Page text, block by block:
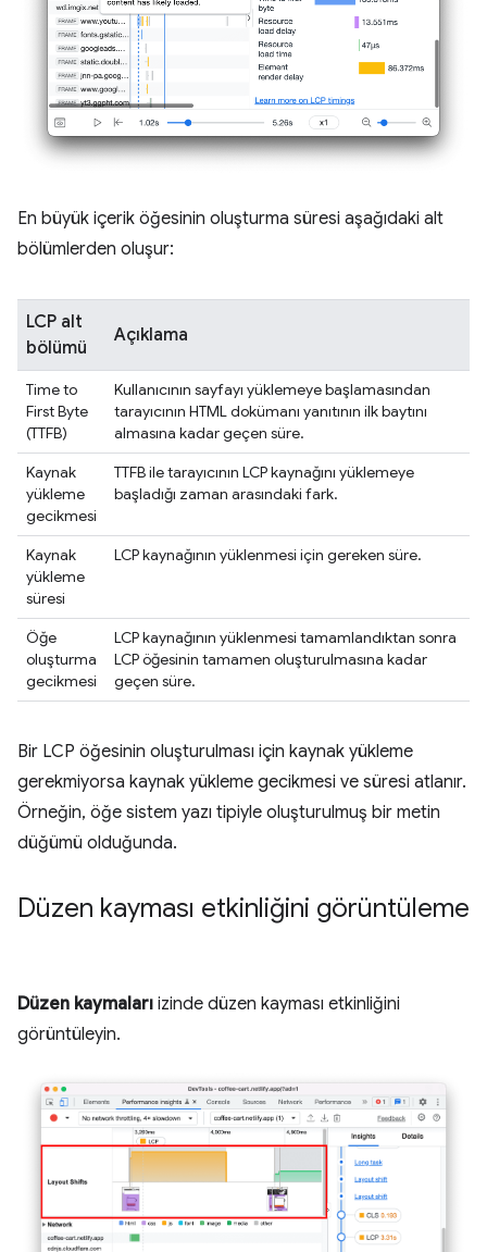
En büyük içerik öğesinin oluşturma süresi aşağıdaki alt
bölümlerden oluşur:
LCP alt
bölümü
Açıklama
Time to
First Byte
(TTFB)
Kullanıcının sayfayı yüklemeye başlamasından
tarayıcının HTML dokümanı yanıtının ilk baytını
almasına kadar geçen süre.
Kaynak
yükleme
gecikmesi
TTFB ile tarayıcının LCP kaynağını yüklemeye
başladığı zaman arasındaki fark.
Kaynak
yükleme
süresi
LCP kaynağının yüklenmesi için gereken süre.
Öğe
oluşturma
gecikmesi
LCP kaynağının yüklenmesi tamamlandıktan sonra
LCP öğesinin tamamen oluşturulmasına kadar
geçen süre.
Bir LCP öğesinin oluşturulması için kaynak yükleme
gerekmiyorsa kaynak yükleme gecikmesi ve süresi atlanır.
Örneğin, öğe sistem yazı tipiyle oluşturulmuş bir metin
düğümü olduğunda.
Düzen kayması etkinliğini görüntüleme
Düzen kaymaları izinde düzen kayması etkinliğini
görüntüleyin.